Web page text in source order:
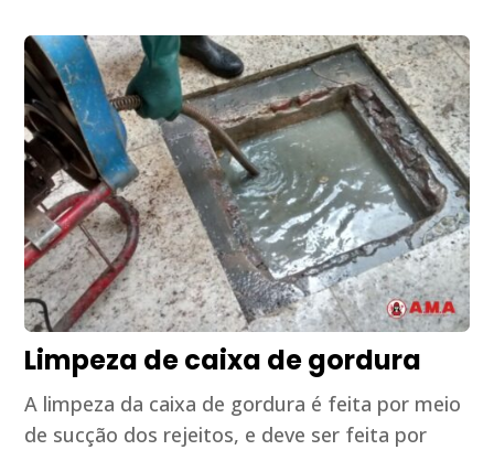
Limpeza de caixa de gordura
A limpeza da caixa de gordura é feita por meio
de sucção dos rejeitos, e deve ser feita por